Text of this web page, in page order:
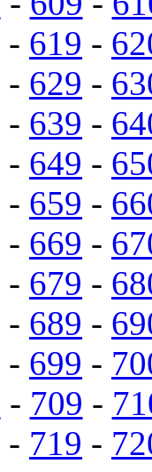
- 619 -
- 629 -
- 639 -
- 649 -
- 659 -
- 669 -
- 679 -
- 689 -
- 699 -
- 709 -
- 719 -